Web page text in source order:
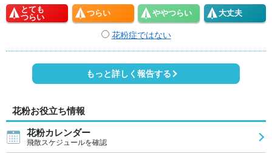
とても
つらい
つらい ややつらい 大丈夫
花粉症ではない
もっと詳しく報告する
花粉お役立ち情報
花粉カレンダー
飛散スケジュールを確認